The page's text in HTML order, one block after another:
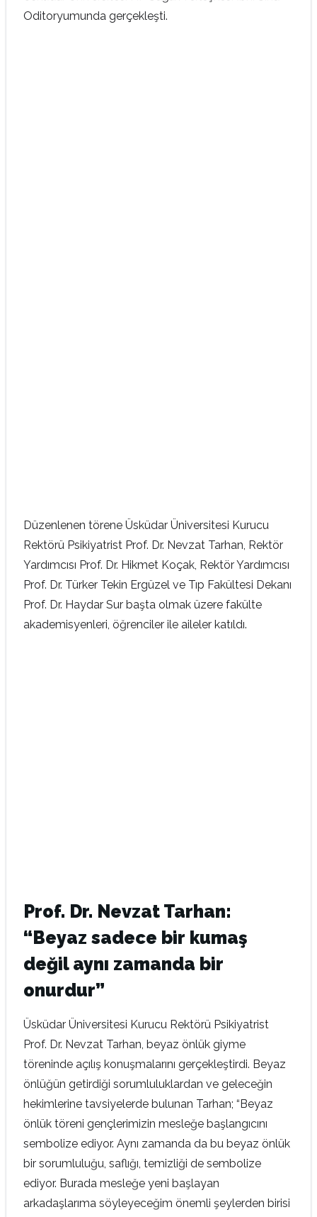
Oditoryumunda gerçekleşti.
Düzenlenen törene Üsküdar Üniversitesi Kurucu
Rektörü Psikiyatrist Prof. Dr. Nevzat Tarhan, Rektör
Yardımcısı Prof. Dr. Hikmet Koçak, Rektör Yardımcısı
Prof. Dr. Türker Tekin Ergüzel ve Tıp Fakültesi Dekanı
Prof. Dr. Haydar Sur başta olmak üzere fakülte
akademisyenleri, öğrenciler ile aileler katıldı.
Prof. Dr. Nevzat Tarhan:
“Beyaz sadece bir kumaş
değil aynı zamanda bir
onurdur”
Üsküdar Üniversitesi Kurucu Rektörü Psikiyatrist
Prof. Dr. Nevzat Tarhan, beyaz önlük giyme
töreninde açılış konuşmalarını gerçekleştirdi. Beyaz
önlüğün getirdiği sorumluluklardan ve geleceğin
hekimlerine tavsiyelerde bulunan Tarhan; “Beyaz
önlük töreni gençlerimizin mesleğe başlangıcını
sembolize ediyor. Aynı zamanda da bu beyaz önlük
bir sorumluluğu, saflığı, temizliği de sembolize
ediyor. Burada mesleğe yeni başlayan
arkadaşlarıma söyleyeceğim önemli şeylerden birisi